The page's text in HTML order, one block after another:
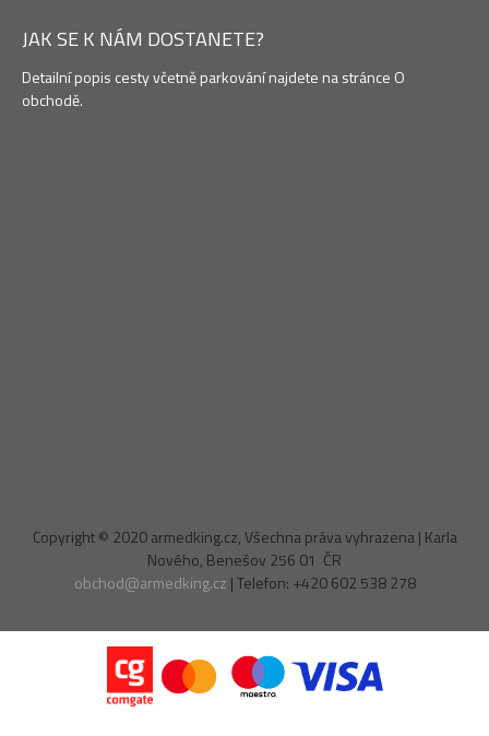
JAK SE K NÁM DOSTANETE?
Detailní popis cesty včetně parkování najdete na stránce O
obchodě.
Copyright © 2020 armedking.cz, Všechna práva vyhrazena | Karla
Nového, Benešov 256 01 ČR
obchod@armedking.cz | Telefon: +420 602 538 278